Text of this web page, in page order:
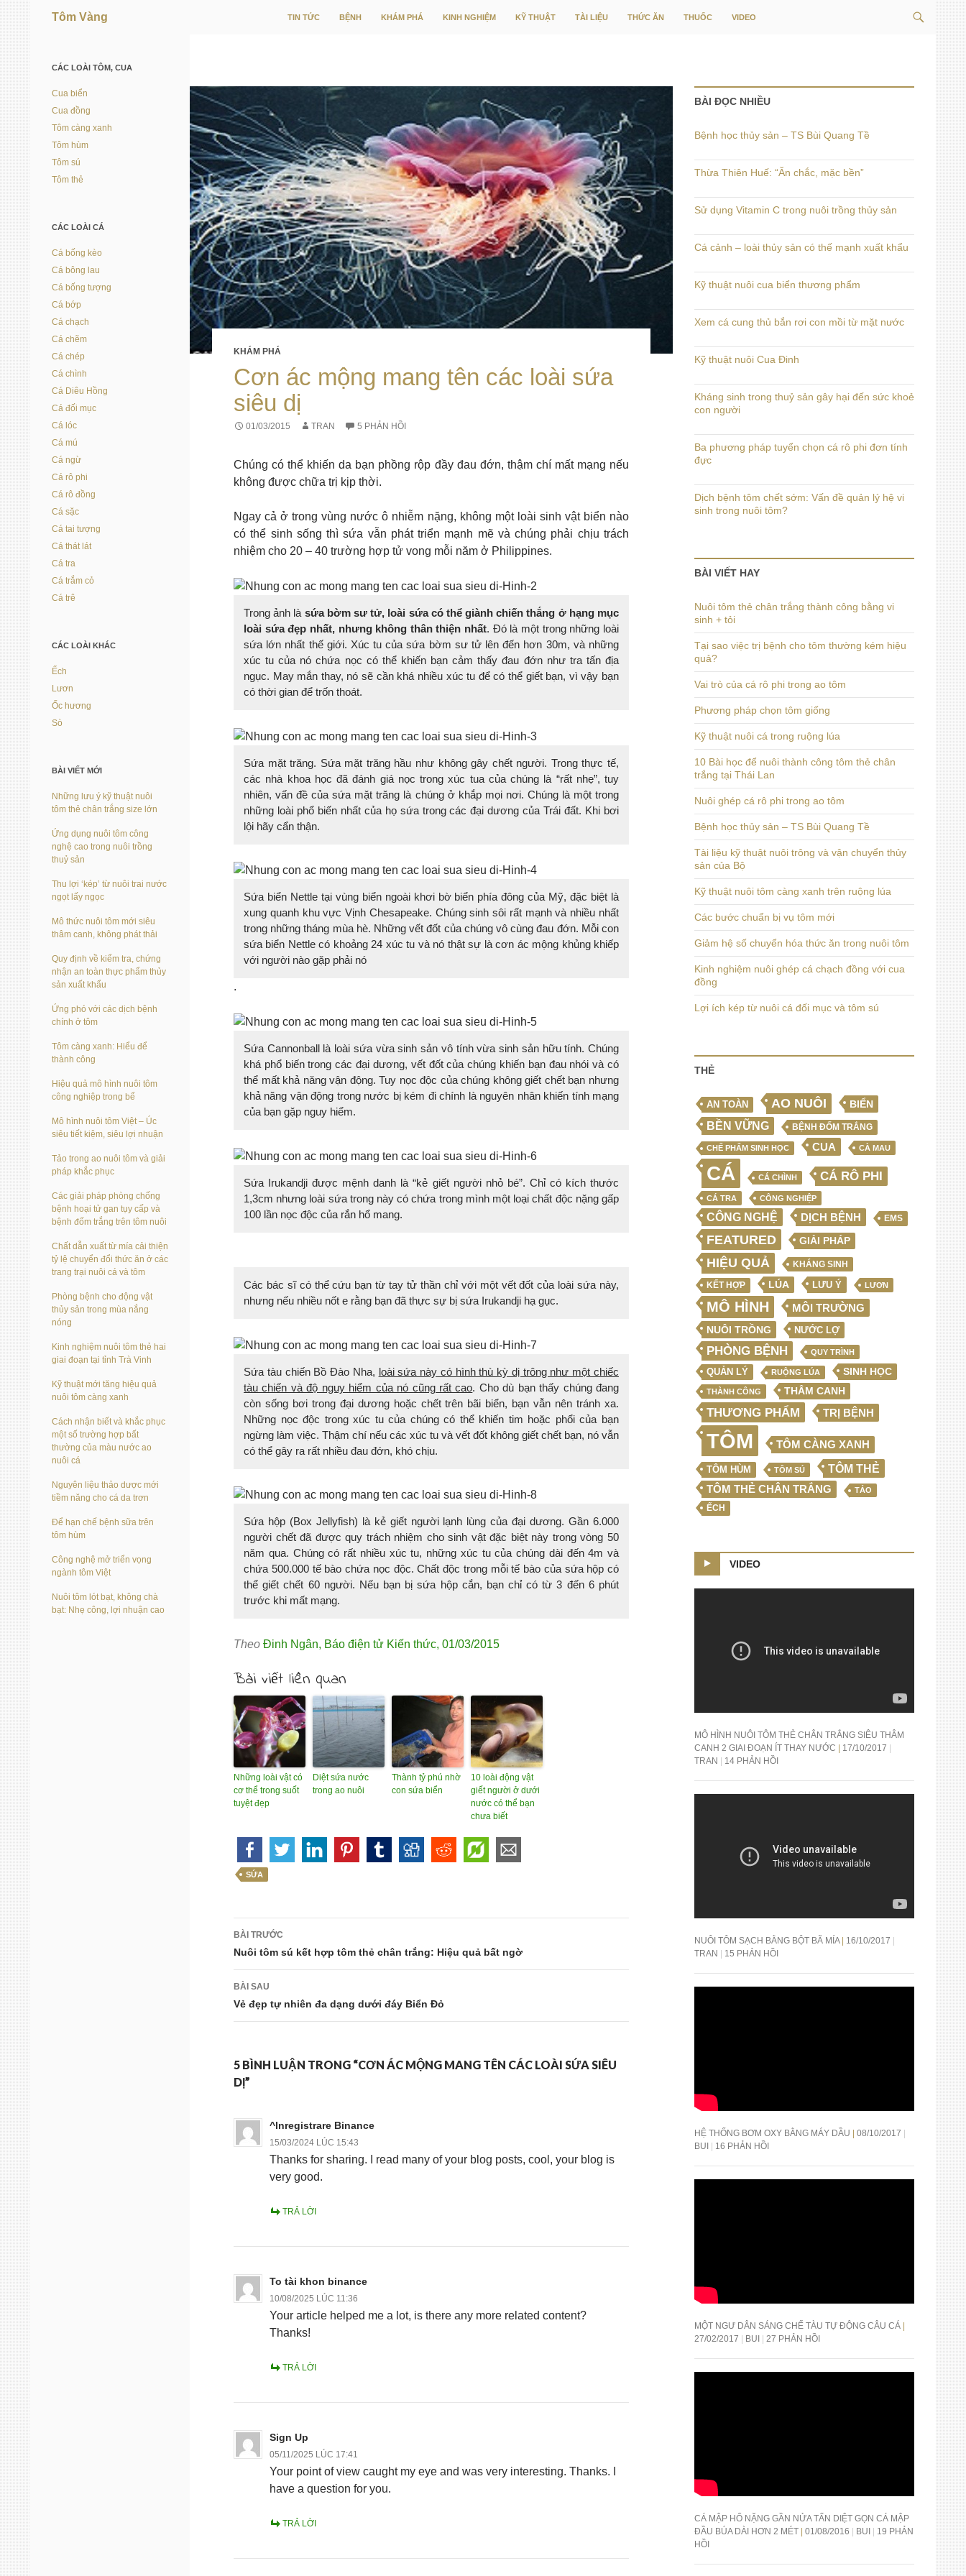
Tôm Vàng
kiếm
TIN TỨC
BỆNH KHÁM PHÁ KINH NGHIỆM KỸ THUẬT TÀI LIỆU THỨC ĂN THUỐC VIDEO
KHÁM PHÁ
Cơn ác mộng mang tên các loài sứa
siêu dị
01/03/2015 TRAN 5 PHẢN HỒI
Chúng có thể khiến da bạn phồng rộp đầy đau đớn, thậm chí mất mạng nếu
không được chữa trị kịp thời.
Ngay cả ở trong vùng nước ô nhiễm nặng, không một loài sinh vật biển nào
có thể sinh sống thì sứa vẫn phát triển mạnh mẽ và chúng phải chịu trách
nhiệm cho 20 – 40 trường hợp tử vong mỗi năm ở Philippines.
Trong ảnh là sứa bờm sư tử, loài sứa có thể giành chiến thắng ở hạng mục
loài sứa đẹp nhất, nhưng không thân thiện nhất. Đó là một trong những loài
sứa lớn nhất thế giới. Xúc tu của sứa bờm sư tử lên đến hơn 30m, và những
xúc tu của nó chứa nọc có thể khiến bạn cảm thấy đau đớn như tra tấn địa
ngục. May mắn thay, nó sẽ cần khá nhiều xúc tu để có thể giết bạn, vì vậy bạn
có thời gian để trốn thoát.
Sứa mặt trăng. Sứa mặt trăng hầu như không gây chết người. Trong thực tế,
các nhà khoa học đã đánh giá nọc trong xúc tua của chúng là “rất nhẹ”, tuy
nhiên, vấn đề của sứa mặt trăng là chúng ở khắp mọi nơi. Chúng là một trong
những loài phổ biến nhất của họ sứa trong các đại dương của Trái đất. Khi bơi
lội hãy cẩn thận.
Sứa biển Nettle tại vùng biển ngoài khơi bờ biển phía đông của Mỹ, đặc biệt là
xung quanh khu vực Vịnh Chesapeake. Chúng sinh sôi rất mạnh và nhiều nhất
trong những tháng mùa hè. Những vết đốt của chúng vô cùng đau đớn. Mỗi con
sứa biển Nettle có khoảng 24 xúc tu và nó thật sự là cơn ác mộng khủng khiếp
với người nào gặp phải nó
.
Sứa Cannonball là loài sứa vừa sinh sản vô tính vừa sinh sản hữu tính. Chúng
khá phổ biến trong các đại dương, vết đốt của chúng khiến bạn đau nhói và có
thể mất khả năng vận động. Tuy nọc độc của chúng không giết chết bạn nhưng
khả năng vận động trong nước bị kém đi chính là nguyên nhân khiến tính mạng
của bạn gặp nguy hiểm.
Sứa Irukandji được mệnh danh là “kẻ giết người nhỏ bé”. Chỉ có kích thước
1,3cm nhưng loài sứa trong này có chứa trong mình một loại chất độc nặng gấp
100 lần nọc độc của rắn hổ mang.
Các bác sĩ có thể cứu bạn từ tay tử thần chỉ với một vết đốt của loài sứa này,
nhưng nếu nhiều nốt e rằng bạn đã thực sự bị sứa Irukandji hạ gục.
Sứa tàu chiến Bồ Đào Nha, loài sứa này có hình thù kỳ dị trông như một chiếc
tàu chiến và độ nguy hiểm của nó cũng rất cao. Cho dù bạn thấy chúng đang
còn sống bơi trong đại dương hoặc chết trên bãi biển, bạn vẫn nên tránh xa.
Những nọc độc trong xúc tu của chúng có thể khiến tim hoặc phổi của bạn
ngừng làm việc. Thậm chí nếu các xúc tu và vết đốt không giết chết bạn, nó vẫn
có thể gây ra rất nhiều đau đớn, khó chịu.
Sứa hộp (Box Jellyfish) là kẻ giết người lạnh lùng của đại dương. Gần 6.000
người chết đã được quy trách nhiệm cho sinh vật đặc biệt này trong vòng 50
năm qua. Chúng có rất nhiều xúc tu, những xúc tu của chúng dài đến 4m và
chứa 500.000 tế bào chứa nọc độc. Chất độc trong mỗi tế bào của sứa hộp có
thể giết chết 60 người. Nếu bạn bị sứa hộp cắn, bạn chỉ có từ 3 đến 6 phút
trước khi mất mạng.
Theo Đinh Ngân, Báo điện tử Kiến thức, 01/03/2015
Bài viết liên quan
Những loài vật có
cơ thể trong suốt
tuyệt đẹp
Diệt sứa nước
trong ao nuôi
Thành tỷ phú nhờ
con sứa biển
10 loài động vật
giết người ở dưới
nước có thể bạn
chưa biết
SỨA
Điều
hướng
bài
viết
BÀI TRƯỚC
Nuôi tôm sú kết hợp tôm thẻ chân trắng: Hiệu quả bất ngờ
BÀI SAU
Vẻ đẹp tự nhiên đa dạng dưới đáy Biển Đỏ
5 BÌNH LUẬN TRONG “CƠN ÁC MỘNG MANG TÊN CÁC LOÀI SỨA SIÊU
DỊ”
^Inregistrare Binance
15/03/2024 LÚC 15:43
Thanks for sharing. I read many of your blog posts, cool, your blog is
very good.
TRẢ LỜI
To tài khon binance
10/08/2025 LÚC 11:36
Your article helped me a lot, is there any more related content?
Thanks!
TRẢ LỜI
Sign Up
05/11/2025 LÚC 17:41
Your point of view caught my eye and was very interesting. Thanks. I
have a question for you.
TRẢ LỜI
BÀI ĐỌC NHIỀU
Bệnh học thủy sản – TS Bùi Quang Tề
Thừa Thiên Huế: “Ăn chắc, mặc bền”
Sử dụng Vitamin C trong nuôi trồng thủy sản
Cá cảnh – loài thủy sản có thế mạnh xuất khẩu
Kỹ thuật nuôi cua biển thương phẩm
Xem cá cung thủ bắn rơi con mồi từ mặt nước
Kỹ thuật nuôi Cua Đinh
Kháng sinh trong thuỷ sản gây hại đến sức khoẻ
con người
Ba phương pháp tuyển chọn cá rô phi đơn tính
đực
Dịch bệnh tôm chết sớm: Vấn đề quản lý hệ vi
sinh trong nuôi tôm?
BÀI VIẾT HAY
Nuôi tôm thẻ chân trắng thành công bằng vi
sinh + tỏi
Tại sao việc trị bệnh cho tôm thường kém hiệu
quả?
Vai trò của cá rô phi trong ao tôm
Phương pháp chọn tôm giống
Kỹ thuật nuôi cá trong ruộng lúa
10 Bài học để nuôi thành công tôm thẻ chân
trắng tại Thái Lan
Nuôi ghép cá rô phi trong ao tôm
Bệnh học thủy sản – TS Bùi Quang Tề
Tài liệu kỹ thuật nuôi trông và vận chuyển thủy
sản của Bộ
Kỹ thuật nuôi tôm càng xanh trên ruộng lúa
Các bước chuẩn bị vụ tôm mới
Giảm hệ số chuyển hóa thức ăn trong nuôi tôm
Kinh nghiệm nuôi ghép cá chạch đồng với cua
đồng
Lợi ích kép từ nuôi cá đối mục và tôm sú
THẺ
AN TOÀN AO NUÔI BIỂN
BỀN VỮNG BỆNH ĐỐM TRẮNG
CHẾ PHẨM SINH HỌC CUA CÀ MAU
CÁ CÁ CHÌNH CÁ RÔ PHI
CÁ TRA CÔNG NGHIỆP
CÔNG NGHỆ DỊCH BỆNH EMS
FEATURED GIẢI PHÁP
HIỆU QUẢ KHÁNG SINH
KẾT HỢP LÚA LƯU Ý LƯƠN
MÔ HÌNH MÔI TRƯỜNG
NUÔI TRỒNG NƯỚC LỢ
PHÒNG BỆNH QUY TRÌNH
QUẢN LÝ RUỘNG LÚA SINH HỌC
THÀNH CÔNG THÂM CANH
THƯƠNG PHẨM TRỊ BỆNH
TÔM TÔM CÀNG XANH
TÔM HÙM TÔM SÚ TÔM THẺ
TÔM THẺ CHÂN TRẮNG TẢO
ẾCH
VIDEO
MÔ HÌNH NUÔI TÔM THẺ CHÂN TRẮNG SIÊU THÂM
CANH 2 GIAI ĐOẠN ÍT THAY NƯỚC
17/10/2017
TRAN
14 PHẢN HỒI
NUÔI TÔM SẠCH BẰNG BỘT BÃ MÍA
16/10/2017
TRAN
15 PHẢN HỒI
HỆ THỐNG BƠM OXY BẰNG MÁY DẦU
08/10/2017
BUI
16 PHẢN HỒI
MỘT NGƯ DÂN SÁNG CHẾ TÀU TỰ ĐỘNG CÂU CÁ
27/02/2017
BUI 27 PHẢN HỒI
CÁ MẬP HỔ NẶNG GẦN NỬA TẤN DIỆT GỌN CÁ MẬP
ĐẦU BÚA DÀI HƠN 2 MÉT
01/08/2016 BUI
19 PHẢN
HỒI
CÁC LOÀI TÔM, CUA
Cua biển
Cua đồng
Tôm càng xanh
Tôm hùm
Tôm sú
Tôm thẻ
CÁC LOÀI CÁ
Cá bống kèo
Cá bông lau
Cá bống tượng
Cá bớp
Cá chạch
Cá chẽm
Cá chép
Cá chình
Cá Diêu Hồng
Cá đối mục
Cá lóc
Cá mú
Cá ngừ
Cá rô phi
Cá rô đồng
Cá sặc
Cá tai tượng
Cá thát lát
Cá tra
Cá trắm cỏ
Cá trê
CÁC LOÀI KHÁC
Ếch
Lươn
Ốc hương
Sò
BÀI VIẾT MỚI
Những lưu ý kỹ thuật nuôi
tôm thẻ chân trắng size lớn
Ứng dụng nuôi tôm công
nghệ cao trong nuôi trồng
thuỷ sản
Thu lợi ‘kép’ từ nuôi trai nước
ngọt lấy ngọc
Mô thức nuôi tôm mới siêu
thâm canh, không phát thải
Quy định về kiểm tra, chứng
nhận an toàn thực phẩm thủy
sản xuất khẩu
Ứng phó với các dịch bệnh
chính ở tôm
Tôm càng xanh: Hiểu để
thành công
Hiệu quả mô hình nuôi tôm
công nghiệp trong bể
Mô hình nuôi tôm Việt – Úc
siêu tiết kiệm, siêu lợi nhuận
Tảo trong ao nuôi tôm và giải
pháp khắc phục
Các giải pháp phòng chống
bệnh hoại tử gan tụy cấp và
bệnh đốm trắng trên tôm nuôi
Chất dẫn xuất từ mía cải thiện
tỷ lệ chuyển đổi thức ăn ở các
trang trại nuôi cá và tôm
Phòng bệnh cho động vật
thủy sản trong mùa nắng
nóng
Kinh nghiệm nuôi tôm thẻ hai
giai đoạn tại tỉnh Trà Vinh
Kỹ thuật mới tăng hiệu quả
nuôi tôm càng xanh
Cách nhận biết và khắc phục
một số trường hợp bất
thường của màu nước ao
nuôi cá
Nguyên liệu thảo dược mới
tiềm năng cho cá da trơn
Để hạn chế bệnh sữa trên
tôm hùm
Công nghệ mở triển vọng
ngành tôm Việt
Nuôi tôm lót bạt, không chà
bạt: Nhẹ công, lợi nhuận cao